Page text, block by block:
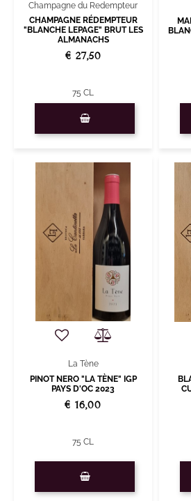
Champagne du Redempteur
CHAMPAGNE RÉDEMPTEUR
"BLANCHE LEPAGE" BRUT LES
ALMANACHS
€ 27,50
75 CL
La Tène
PINOT NERO "LA TÈNE" IGP
PAYS D'OC 2023
€ 16,00
75 CL